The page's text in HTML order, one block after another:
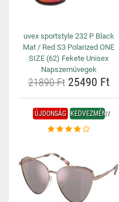
uvex sportstyle 232 P Black
Mat / Red S3 Polarized ONE
SIZE (62) Fekete Unisex
Napszemüvegek
21890 Ft25490 Ft
ÚJDONSÁG KEDVEZMÉNY